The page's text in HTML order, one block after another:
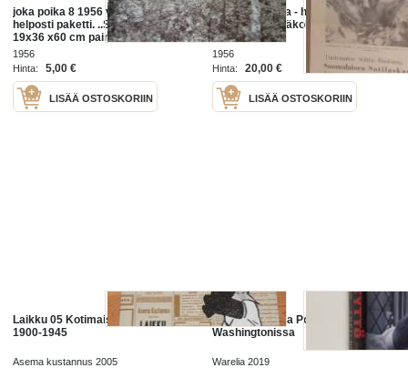
joka poika 8 1956 vakitan tarjous
helposti paketti. ..S ja M KOKO
19x36 x60 cm paino 35kg
POSTIMAKSU 5e.
1956
Hinta:
5,00 €
LISÄÄ OSTOSKORIIN
Purnaaja-Poika - huhtikuu 1956 -
Puolueeton epäkohtien ilmituoja
1956
Hinta:
20,00 €
LISÄÄ OSTOSKORIIN
Laikku 05 Kotimaiset kuvasarjat
1900-1945
Asema kustannus 2005
Poika ja Tyttö ja Poika
Washingtonissa
Warelia 2019